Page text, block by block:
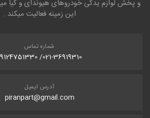
این زمینه فعالیت میکند .
شماره تماس
021-36919310/ 09124751330
آدرس ایمیل
piranpart@gmail.com